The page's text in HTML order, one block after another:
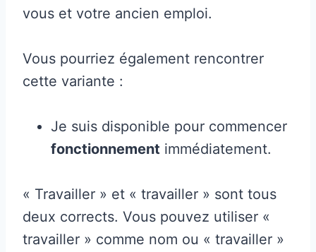
vous et votre ancien emploi.
Vous pourriez également rencontrer
cette variante :
Je suis disponible pour commencer
fonctionnement immédiatement.
« Travailler » et « travailler » sont tous
deux corrects. Vous pouvez utiliser «
travailler » comme nom ou « travailler »